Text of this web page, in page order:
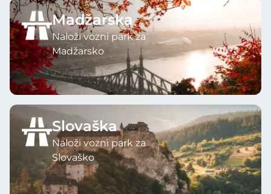
Madžarska
Naloži vozni park za
Madžarsko
Slovaška
Naloži vozni park za
Slovaško